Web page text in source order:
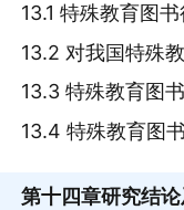
13.1 特殊教育图
13.2 对我国特殊
13.3 特殊教育图
13.4 特殊教育图
第十四章研究结